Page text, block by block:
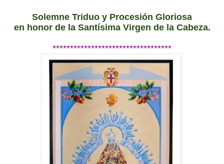
Solemne Triduo y Procesión Gloriosa
en honor de la Santísima Virgen de la Cabeza.
**********************************